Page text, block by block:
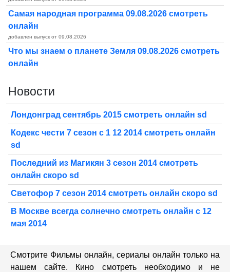
Самая народная программа 09.08.2026 смотреть
онлайн
добавлен выпуск от 09.08.2026
Что мы знаем о планете Земля 09.08.2026 смотреть
онлайн
Новости
Лондонград сентябрь 2015 смотреть онлайн sd
Кодекс чести 7 сезон с 1 12 2014 смотреть онлайн
sd
Последний из Магикян 3 сезон 2014 смотреть
онлайн скоро sd
Светофор 7 сезон 2014 смотреть онлайн скоро sd
В Москве всегда солнечно смотреть онлайн с 12
мая 2014
Смотрите Фильмы онлайн, сериалы онлайн только на
нашем сайте. Кино смотреть необходимо и не